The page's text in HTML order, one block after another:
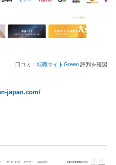
口コミ： 転職サイトGreen 評判を確認
japan.com/